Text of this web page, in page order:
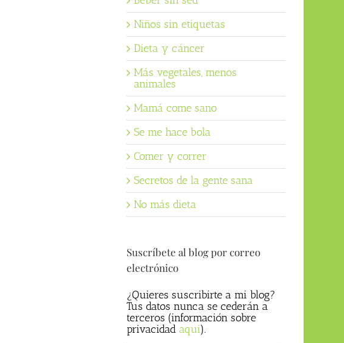
Niños sin etiquetas
Dieta y cáncer
Más vegetales, menos
animales
Mamá come sano
Se me hace bola
Comer y correr
Secretos de la gente sana
No más dieta
Suscríbete al blog por correo
electrónico
¿Quieres suscribirte a mi blog?
Tus datos nunca se cederán a
terceros (información sobre
privacidad aqui).